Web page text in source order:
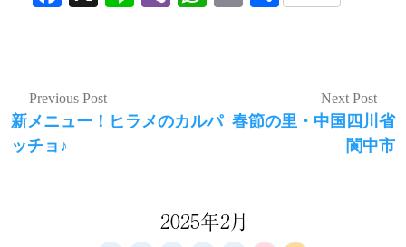
投
稿
ナ
Previous Post
Previous
post:
新メニュー！ヒラメのカルパ
ッチョ♪
Next Post
Next
春節の里・中国四川省
閬中市
2025年2月